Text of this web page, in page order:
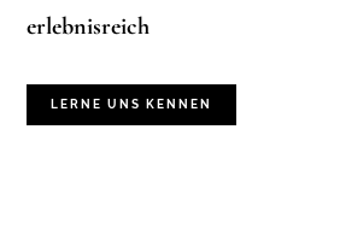
erlebnisreich
LERNE UNS KENNEN